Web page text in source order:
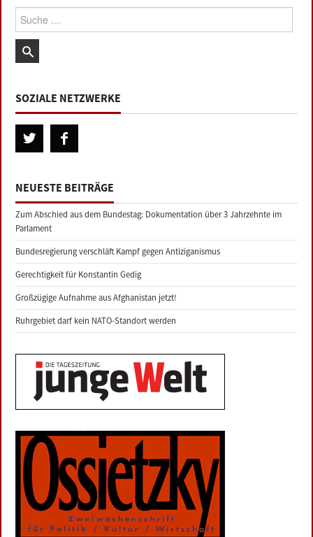
Suche:
SOZIALE NETZWERKE
NEUESTE BEITRÄGE
Zum Abschied aus dem Bundestag: Dokumentation über 3 Jahrzehnte im
Parlament
Bundesregierung verschläft Kampf gegen Antiziganismus
Gerechtigkeit für Konstantin Gedig
Großzügige Aufnahme aus Afghanistan jetzt!
Ruhrgebiet darf kein NATO-Standort werden